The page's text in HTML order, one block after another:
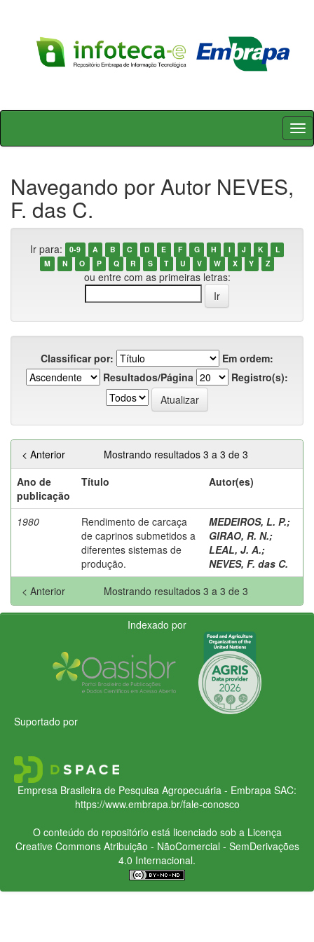
Skip
Navegando por Autor NEVES,
F. das C.
Ir para: 0-9 A B C D E F G H I J K
L
M
N O P Q R S T U V W X Y Z
ou entre com as primeiras letras:
Classificar por:
Em ordem:
Resultados/Página
Registro(s):
Mostrando resultados 3 a 3 de 3
< Anterior
Ano de
publicação
Título Autor(es)
1980
Rendimento de carcaça
de caprinos submetidos a
diferentes sistemas de
produção.
MEDEIROS, L. P.;
GIRAO, R. N.;
LEAL, J. A.;
NEVES, F. das C.
Mostrando resultados 3 a 3 de 3
< Anterior
Indexado por
Suportado por
Empresa Brasileira de Pesquisa Agropecuária - Embrapa SAC:
https://www.embrapa.br/fale-conosco
O conteúdo do repositório está licenciado sob a Licença
Creative CommonsAtribuição - NãoComercial - SemDerivações
4.0 Internacional.